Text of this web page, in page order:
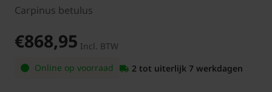
Carpinus betulus
€868,95 Incl. BTW
Online op voorraad
2 tot uiterlijk 7 werkdagen